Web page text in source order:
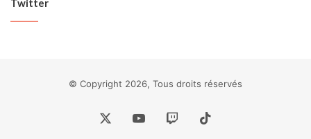
Twitter
© Copyright 2026, Tous droits réservés
YouTubeTwitch